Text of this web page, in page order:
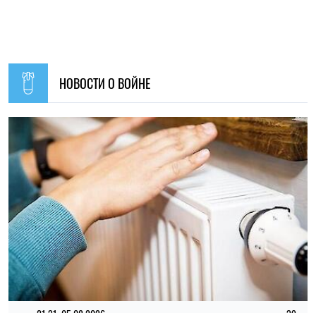
21:31, 05.08.2026
Кличко отчитался по подготовке зимы: Киев восстановил
65% поврежденных энергообъектов
Николай Потика